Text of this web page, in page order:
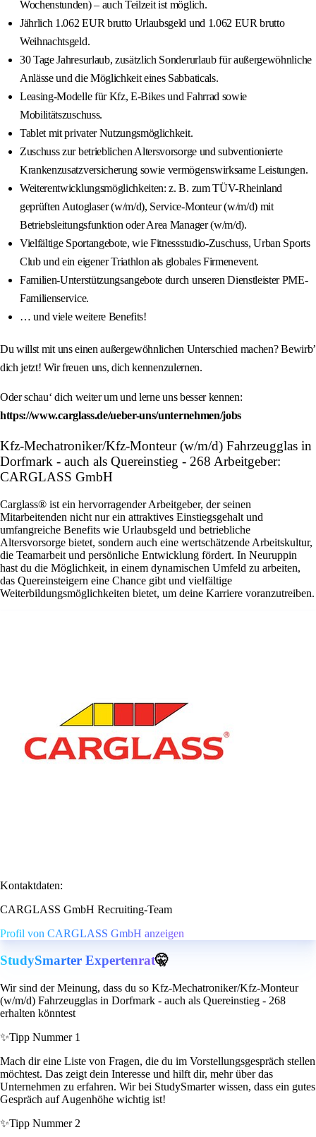
Wochenstunden) – auch Teilzeit ist möglich.
Jährlich 1.062 EUR brutto Urlaubsgeld und 1.062 EUR brutto
Weihnachtsgeld.
30 Tage Jahresurlaub, zusätzlich Sonderurlaub für außergewöhnliche
Anlässe und die Möglichkeit eines Sabbaticals.
Leasing-Modelle für Kfz, E-Bikes und Fahrrad sowie
Mobilitätszuschuss.
Tablet mit privater Nutzungsmöglichkeit.
Zuschuss zur betrieblichen Altersvorsorge und subventionierte
Krankenzusatzversicherung sowie vermögenswirksame Leistungen.
Weiterentwicklungsmöglichkeiten: z. B. zum TÜV-Rheinland
geprüften Autoglaser (w/m/d), Service-Monteur (w/m/d) mit
Betriebsleitungsfunktion oder Area Manager (w/m/d).
Vielfältige Sportangebote, wie Fitnessstudio-Zuschuss, Urban Sports
Club und ein eigener Triathlon als globales Firmenevent.
Familien-Unterstützungsangebote durch unseren Dienstleister PME-
Familienservice.
… und viele weitere Benefits!
Du willst mit uns einen außergewöhnlichen Unterschied machen? Bewirb’
dich jetzt! Wir freuen uns, dich kennenzulernen.
Oder schau‘ dich weiter um und lerne uns besser kennen:
https://www.carglass.de/ueber-uns/unternehmen/jobs
Kfz-Mechatroniker/Kfz-Monteur (w/m/d) Fahrzeugglas in
Dorfmark - auch als Quereinstieg - 268 Arbeitgeber:
CARGLASS GmbH
Carglass® ist ein hervorragender Arbeitgeber, der seinen
Mitarbeitenden nicht nur ein attraktives Einstiegsgehalt und
umfangreiche Benefits wie Urlaubsgeld und betriebliche
Altersvorsorge bietet, sondern auch eine wertschätzende Arbeitskultur,
die Teamarbeit und persönliche Entwicklung fördert. In Neuruppin
hast du die Möglichkeit, in einem dynamischen Umfeld zu arbeiten,
das Quereinsteigern eine Chance gibt und vielfältige
Weiterbildungsmöglichkeiten bietet, um deine Karriere voranzutreiben.
Kontaktdaten:
CARGLASS GmbH Recruiting-Team
Profil von CARGLASS GmbH anzeigen
StudySmarter Expertenrat🤫
Wir sind der Meinung, dass du so Kfz-Mechatroniker/Kfz-Monteur
(w/m/d) Fahrzeugglas in Dorfmark - auch als Quereinstieg - 268
erhalten könntest
✨Tipp Nummer 1
Mach dir eine Liste von Fragen, die du im Vorstellungsgespräch stellen
möchtest. Das zeigt dein Interesse und hilft dir, mehr über das
Unternehmen zu erfahren. Wir bei StudySmarter wissen, dass ein gutes
Gespräch auf Augenhöhe wichtig ist!
✨Tipp Nummer 2